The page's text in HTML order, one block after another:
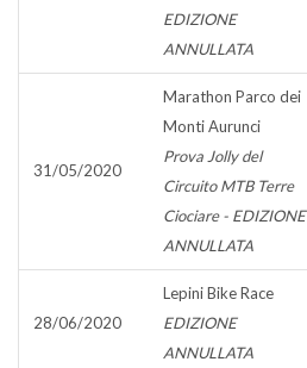
EDIZIONE
ANNULLATA
31/05/2020
Marathon Parco dei
Monti Aurunci
Prova Jolly del
Circuito MTB Terre
Ciociare - EDIZIONE
ANNULLATA
28/06/2020
Lepini Bike Race
EDIZIONE
ANNULLATA